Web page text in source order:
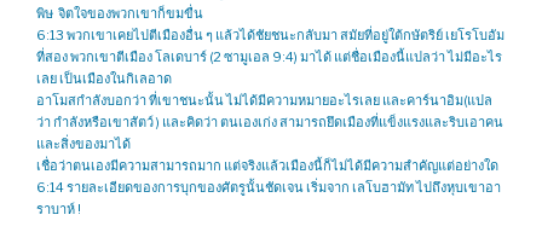
พิษ จิตใจของพวกเขาก็ขมขื่น
6:13 พวกเขาเคยไปตีเมืองอื่น ๆ แล้วได้ชัยชนะกลับมา สมัยที่อยู่ใต้กษัตริย์ เยโรโบอัม
ที่สอง พวกเขาตีเมือง โลเดบาร์ (2 ซามูเอล 9:4) มาได้ แต่ชื่อเมืองนี้แปลว่า ไม่มีอะไร
เลย เป็นเมืองในกิเลอาด
อาโมสกำลังบอกว่า ที่เขาชนะนั้น ไม่ได้มีความหมายอะไรเลย และคาร์นาอิม(แปล
ว่า กำลังหรือเขาสัตว์ ) และคิดว่า ตนเองเก่ง สามารถยึดเมืองที่แข็งแรงและริบเอาคน
และสิ่งของมาได้
เชื่อว่าตนเองมีความสามารถมาก แต่จริงแล้วเมืองนี้ก็ไม่ได้มีความสำคัญแต่อย่างใด
6:14 รายละเอียดของการบุกของศัตรูนั้นชัดเจน เริ่มจาก เลโบฮามัท ไปถึงหุบเขาอา
ราบาห์ !